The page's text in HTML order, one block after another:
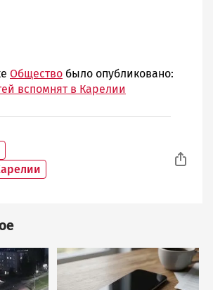
Общество было опубликовано:
вспомнят в Карелии
Image